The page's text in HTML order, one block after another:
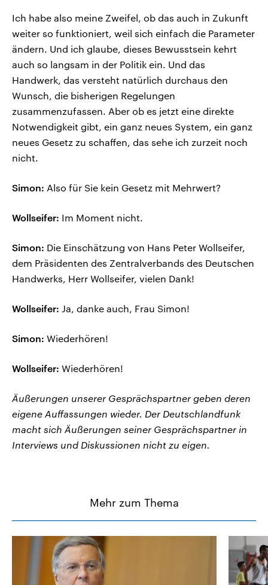
Ich habe also meine Zweifel, ob das auch in Zukunft
weiter so funktioniert, weil sich einfach die Parameter
ändern. Und ich glaube, dieses Bewusstsein kehrt
auch so langsam in der Politik ein. Und das
Handwerk, das versteht natürlich durchaus den
Wunsch, die bisherigen Regelungen
zusammenzufassen. Aber ob es jetzt eine direkte
Notwendigkeit gibt, ein ganz neues System, ein ganz
neues Gesetz zu schaffen, das sehe ich zurzeit noch
nicht.
Simon: Also für Sie kein Gesetz mit Mehrwert?
Wollseifer: Im Moment nicht.
Simon: Die Einschätzung von Hans Peter Wollseifer,
dem Präsidenten des Zentralverbands des Deutschen
Handwerks, Herr Wollseifer, vielen Dank!
Wollseifer: Ja, danke auch, Frau Simon!
Simon: Wiederhören!
Wollseifer: Wiederhören!
Äußerungen unserer Gesprächspartner geben deren
eigene Auffassungen wieder. Der Deutschlandfunk
macht sich Äußerungen seiner Gesprächspartner in
Interviews und Diskussionen nicht zu eigen.
Mehr zum Thema